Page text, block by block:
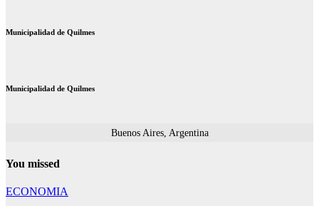
Municipalidad de Quilmes
Municipalidad de Quilmes
Buenos Aires, Argentina
You missed
ECONOMIA